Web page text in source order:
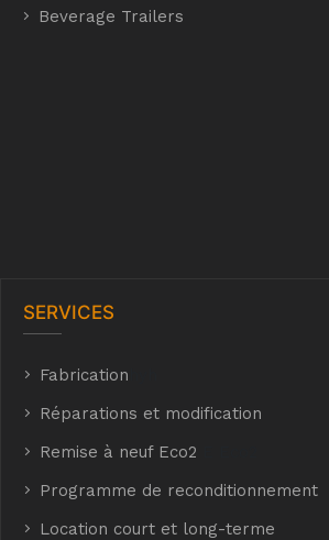
Beverage Trailers
SERVICES
Fabrication
Réparations et modification
Remise à neuf Eco2
Programme de reconditionnement
Location court et long-terme